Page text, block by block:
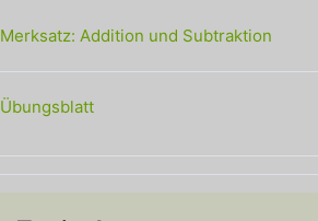
Merksatz: Addition und Subtraktion
Übungsblatt